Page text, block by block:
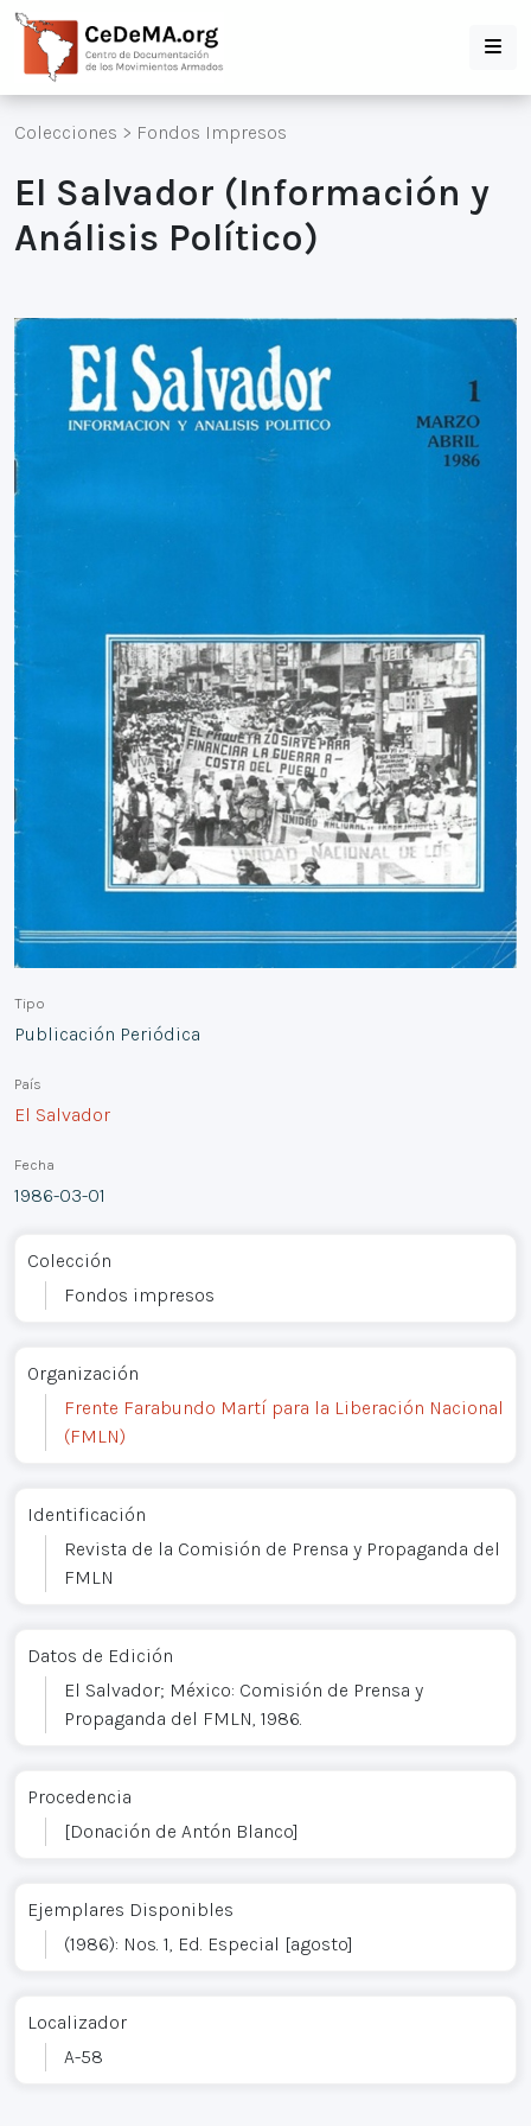
Colecciones > Fondos Impresos
El Salvador (Información y
Análisis Político)
Tipo
Publicación Periódica
País
El Salvador
Fecha
1986-03-01
Colección
Fondos impresos
Organización
Frente Farabundo Martí para la Liberación Nacional
(FMLN)
Identificación
Revista de la Comisión de Prensa y Propaganda del
FMLN
Datos de Edición
El Salvador; México: Comisión de Prensa y
Propaganda del FMLN, 1986.
Procedencia
[Donación de Antón Blanco]
Ejemplares Disponibles
(1986): Nos. 1, Ed. Especial [agosto]
Localizador
A-58